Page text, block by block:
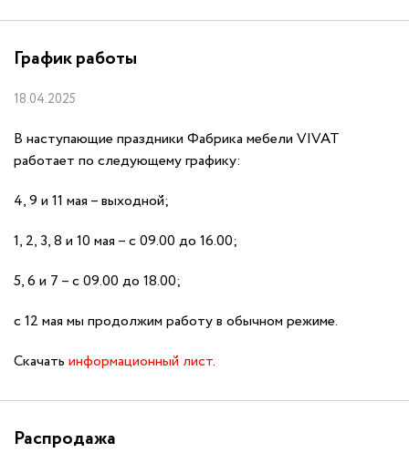
График работы
18.04.2025
В наступающие праздники Фабрика мебели VIVAT
работает по следующему графику:
4, 9 и 11 мая – выходной;
1, 2, 3, 8 и 10 мая – с 09.00 до 16.00;
5, 6 и 7 – с 09.00 до 18.00;
с 12 мая мы продолжим работу в обычном режиме.
Скачать информационный лист.
Распродажа